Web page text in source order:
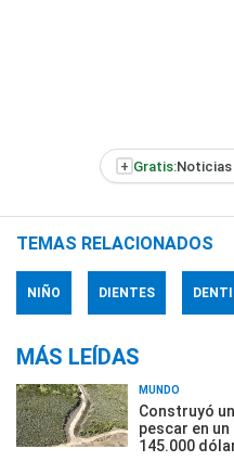
+ Gratis:Noticias
TEMAS RELACIONADOS
NIÑO DIENTES
MÁS LEÍDAS
MUNDO
Construyó
pescar en
145.000